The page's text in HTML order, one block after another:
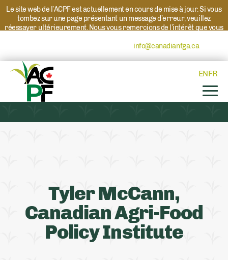
Le site web de l’ACPF est actuellement en cours de mise à jour. Si vous
tombez sur une page présentant un message d’erreur, veuillez
réessayer ultérieurement. Nous vous remercions de l’intérêt que vous
info@canadianfga.caet nous
ENFR
Tyler McCann,
Canadian Agri-Food
Policy Institute